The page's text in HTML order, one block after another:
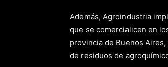
Además, Agroindustria
que se comercialicen en
provincia de Buenos
de residuos de